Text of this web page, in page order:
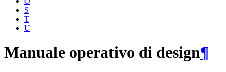
S
T
U
Manuale operativo di design¶